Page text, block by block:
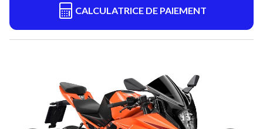
CALCULATRICE DE PAIEMENT